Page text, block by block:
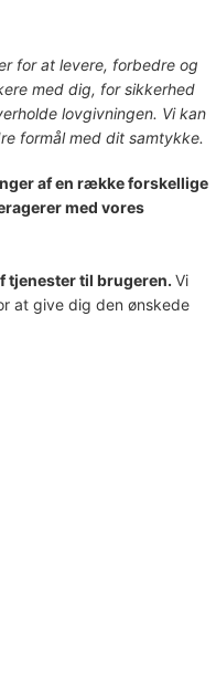
for at levere, forbedre og
med dig, for sikkerhed
lovgivningen. Vi kan
formål med dit samtykke.
af en række forskellige
med vores
tjenester til brugeren.Vi
at give dig den ønskede